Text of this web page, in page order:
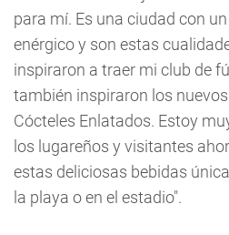
para mí. Es una ciudad con
enérgico y son estas
inspiraron a traer mi club de
también inspiraron los
Cócteles Enlatados. Estoy
los lugareños y visitantes
estas deliciosas bebidas
la playa o en el estadio".